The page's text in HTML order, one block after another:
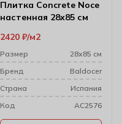
Плитка Concrete Noce
настенная 28х85 см
2420 ₽ м2
Размер
28х85 см
Бренд
Baldocer
Cтрана
Испания
Код
AC2576